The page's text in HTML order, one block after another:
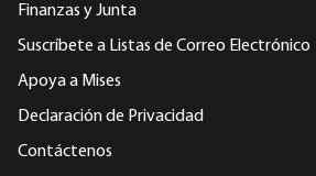
Finanzas y Junta
Suscríbete a Listas de Correo Electrónico
Apoya a Mises
Declaración de Privacidad
Contáctenos